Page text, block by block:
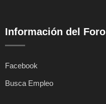
Información del Foro
Facebook
Busca Empleo